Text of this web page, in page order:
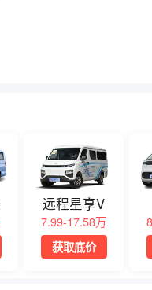
远程星享V
7.99-17.58万
获取底价